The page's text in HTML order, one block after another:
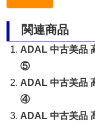
関連商品
ADAL 中古美品
⑤
ADAL 中古美品
④
ADAL 中古美品